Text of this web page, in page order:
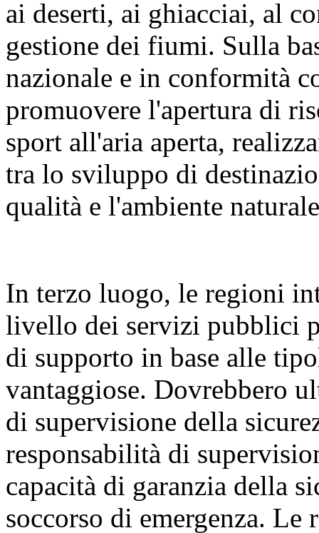
ai deserti, ai ghiacciai, al
gestione dei fiumi. Sulla
nazionale e in conformità
promuovere l'apertura di
sport all'aria aperta,
tra lo sviluppo di
qualità e l'ambiente
In terzo luogo, le regioni
livello dei servizi pubblici
di supporto in base alle
vantaggiose. Dovrebbero
di supervisione della
responsabilità di
capacità di garanzia della
soccorso di emergenza.